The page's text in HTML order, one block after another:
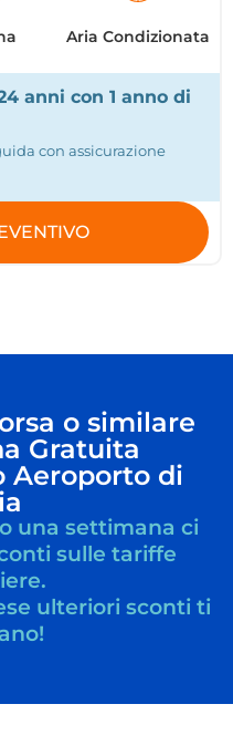
Aria Condizionata
anni con 1 anno di
con assicurazione
o similare
Gratuita
Aeroporto di
una settimana ci
sulle tariffe
ulteriori sconti ti